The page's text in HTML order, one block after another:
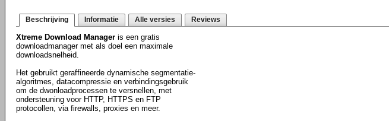
Beschrijving Informatie Alle versies Reviews
Xtreme Download Manager is een gratis
downloadmanager met als doel een maximale
downloadsnelheid.
Het gebruikt geraffineerde dynamische segmentatie-
algoritmes, datacompressie en verbindingsgebruik
om de dwonloadprocessen te versnellen, met
ondersteuning voor HTTP, HTTPS en FTP
protocollen, via firewalls, proxies en meer.